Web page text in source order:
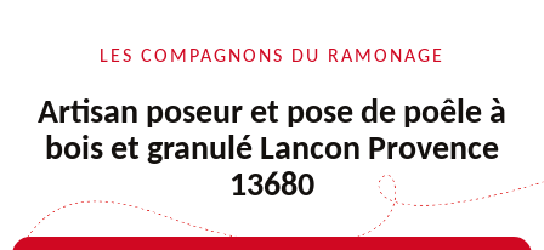
LES COMPAGNONS DU RAMONAGE
Artisan poseur et pose de poêle à
bois et granulé Lancon Provence
13680